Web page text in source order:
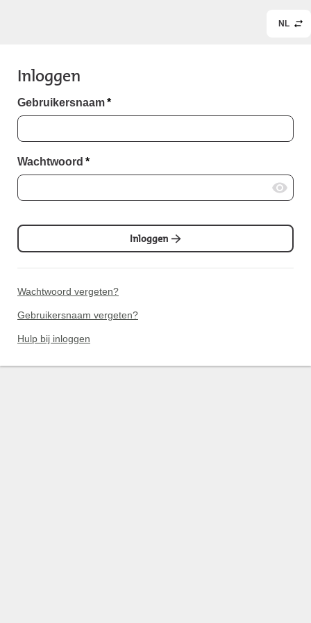
NL
Inloggen
Gebruikersnaam*
Wachtwoord *
Inloggen
Wachtwoord vergeten?
Gebruikersnaam vergeten?
Hulp bij inloggen